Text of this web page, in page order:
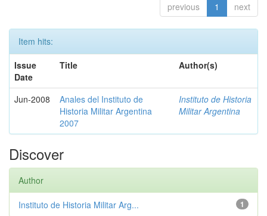
previous 1 next
Item hits:
Issue
Date
Title Author(s)
Jun-2008
Anales del Instituto de
Historia Militar Argentina
2007
Instituto de Historia
Militar Argentina
Discover
Author
1
Instituto de Historia Militar Arg...